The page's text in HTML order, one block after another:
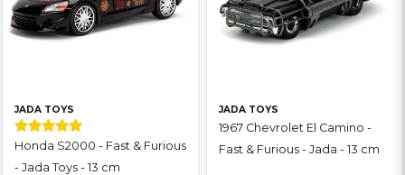
JADA TOYS
Honda S2000 - Fast & Furious
- Jada Toys - 13 cm
JADA TOYS
1967 Chevrolet El Camino -
Fast & Furious - Jada - 13 cm